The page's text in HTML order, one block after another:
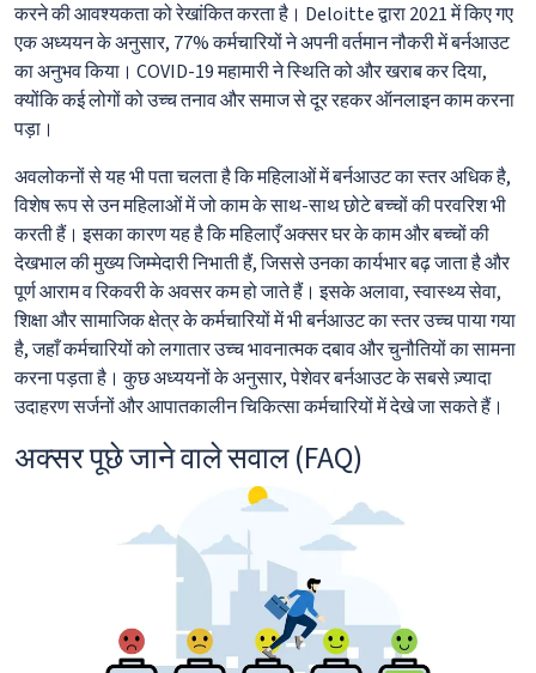
करने की आवश्यकता को रेखांकित करता है। Deloitte द्वारा 2021 में किए गए
एक अध्ययन के अनुसार, 77% कर्मचारियों ने अपनी वर्तमान नौकरी में बर्नआउट
का अनुभव किया। COVID-19 महामारी ने स्थिति को और खराब कर दिया,
क्योंकि कई लोगों को उच्च तनाव और समाज से दूर रहकर ऑनलाइन काम करना
पड़ा।
अवलोकनों से यह भी पता चलता है कि महिलाओं में बर्नआउट का स्तर अधिक है,
विशेष रूप से उन महिलाओं में जो काम के साथ-साथ छोटे बच्चों की परवरिश भी
करती हैं। इसका कारण यह है कि महिलाएँ अक्सर घर के काम और बच्चों की
देखभाल की मुख्य जिम्मेदारी निभाती हैं, जिससे उनका कार्यभार बढ़ जाता है और
पूर्ण आराम व रिकवरी के अवसर कम हो जाते हैं। इसके अलावा, स्वास्थ्य सेवा,
शिक्षा और सामाजिक क्षेत्र के कर्मचारियों में भी बर्नआउट का स्तर उच्च पाया गया
है, जहाँ कर्मचारियों को लगातार उच्च भावनात्मक दबाव और चुनौतियों का सामना
करना पड़ता है। कुछ अध्ययनों के अनुसार, पेशेवर बर्नआउट के सबसे ज़्यादा
उदाहरण सर्जनों और आपातकालीन चिकित्सा कर्मचारियों में देखे जा सकते हैं।
अक्सर पूछे जाने वाले सवाल (FAQ)